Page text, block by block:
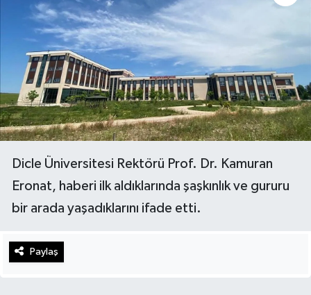
Dicle Üniversitesi Rektörü Prof. Dr. Kamuran
Eronat, haberi ilk aldıklarında şaşkınlık ve gururu
bir arada yaşadıklarını ifade etti.
Paylaş